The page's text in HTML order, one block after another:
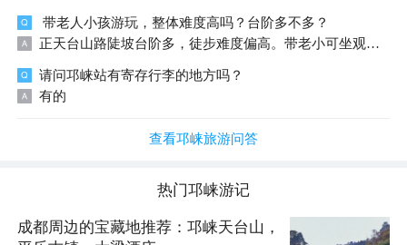
带老人小孩游玩，整体难度高吗？台阶多不多？
正天台山路陡坡台阶多，徒步难度偏高。带老小可坐观光车直达山顶，走雷音寺、蝴蝶滩平缓下坡线，少爬陡坡。腿脚不便仅逛山脚即可，老人儿童门票有优惠，记得穿防滑鞋。
请问邛崃站有寄存行李的地方吗？
有的
查看邛崃旅游问答
热门邛崃游记
成都周边的宝藏地推荐：邛崃天台山，